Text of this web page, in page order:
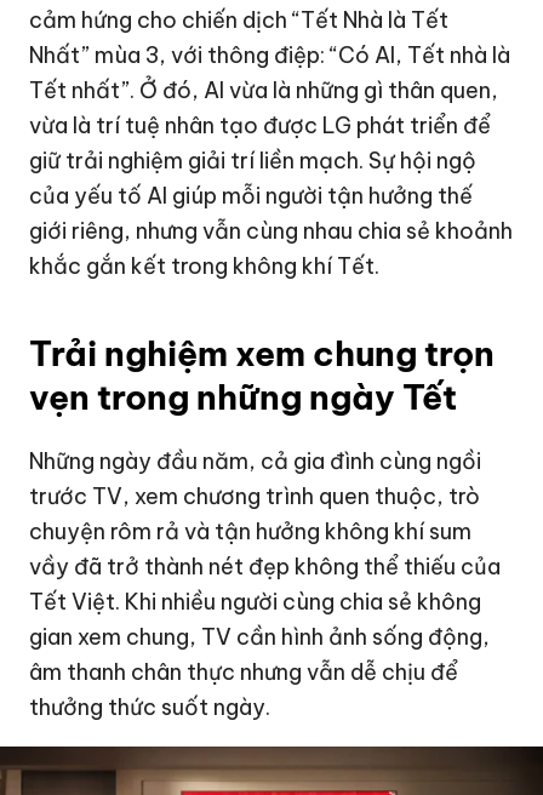
cảm hứng cho chiến dịch “Tết Nhà là Tết
Nhất” mùa 3, với thông điệp: “Có AI, Tết nhà là
Tết nhất”. Ở đó, AI vừa là những gì thân quen,
vừa là trí tuệ nhân tạo được LG phát triển để
giữ trải nghiệm giải trí liền mạch. Sự hội ngộ
của yếu tố AI giúp mỗi người tận hưởng thế
giới riêng, nhưng vẫn cùng nhau chia sẻ khoảnh
khắc gắn kết trong không khí Tết.
Trải nghiệm xem chung trọn
vẹn trong những ngày Tết
Những ngày đầu năm, cả gia đình cùng ngồi
trước TV, xem chương trình quen thuộc, trò
chuyện rôm rả và tận hưởng không khí sum
vầy đã trở thành nét đẹp không thể thiếu của
Tết Việt. Khi nhiều người cùng chia sẻ không
gian xem chung, TV cần hình ảnh sống động,
âm thanh chân thực nhưng vẫn dễ chịu để
thưởng thức suốt ngày.